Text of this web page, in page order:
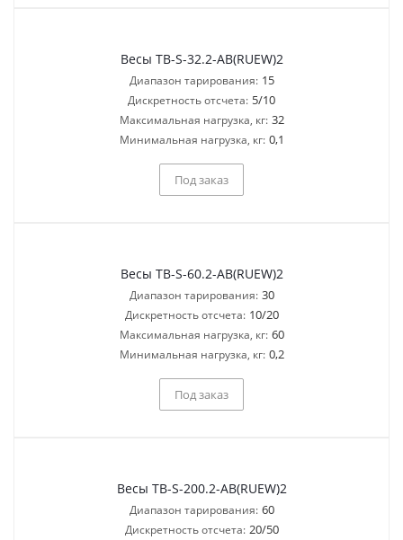
Весы TB-S-32.2-AB(RUEW)2
Диапазон тарирования: 15
Дискретность отсчета: 5/10
Максимальная нагрузка, кг: 32
Минимальная нагрузка, кг: 0,1
Под заказ
Весы TB-S-60.2-AB(RUEW)2
Диапазон тарирования: 30
Дискретность отсчета: 10/20
Максимальная нагрузка, кг: 60
Минимальная нагрузка, кг: 0,2
Под заказ
Весы TB-S-200.2-AB(RUEW)2
Диапазон тарирования: 60
Дискретность отсчета: 20/50